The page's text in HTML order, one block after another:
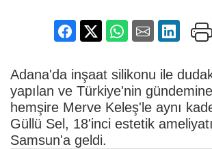
Adana'da inşaat silikonu ile
yapılan ve Türkiye'nin
hemşire Merve Keleş'le aynı
Güllü Sel, 18'inci estetik
Samsun'a geldi.